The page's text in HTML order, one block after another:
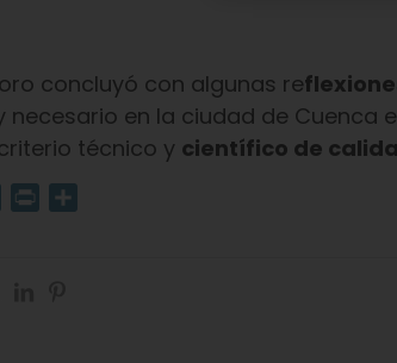
concluyó con algunas re
necesario en la ciudad de
técnico y científico de
Message
Print